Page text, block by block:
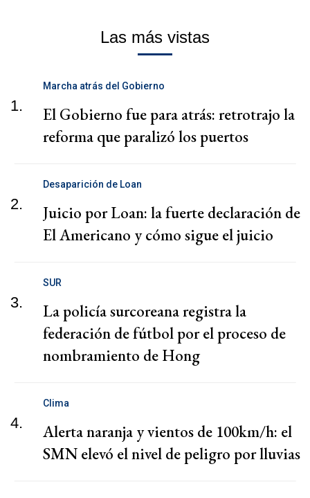
Las más vistas
1.
Marcha atrás del Gobierno
El Gobierno fue para atrás: retrotrajo la
reforma que paralizó los puertos
2.
Desaparición de Loan
Juicio por Loan: la fuerte declaración de
El Americano y cómo sigue el juicio
3.
SUR
La policía surcoreana registra la
federación de fútbol por el proceso de
nombramiento de Hong
4.
Clima
Alerta naranja y vientos de 100km/h: el
SMN elevó el nivel de peligro por lluvias